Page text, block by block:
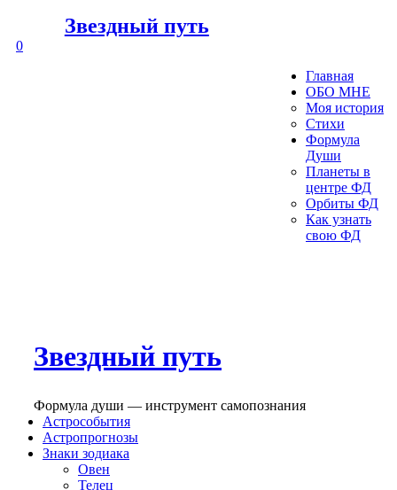
Звездный путь
0
Звездный путь
Формула души — инструмент самопознания
Главная
ОБО МНЕ
Моя история
Стихи
Формула
Души
Планеты в
центре ФД
Орбиты ФД
Как узнать
свою ФД
Астрособытия
Астропрогнозы
Знаки зодиака
Овен
Телец